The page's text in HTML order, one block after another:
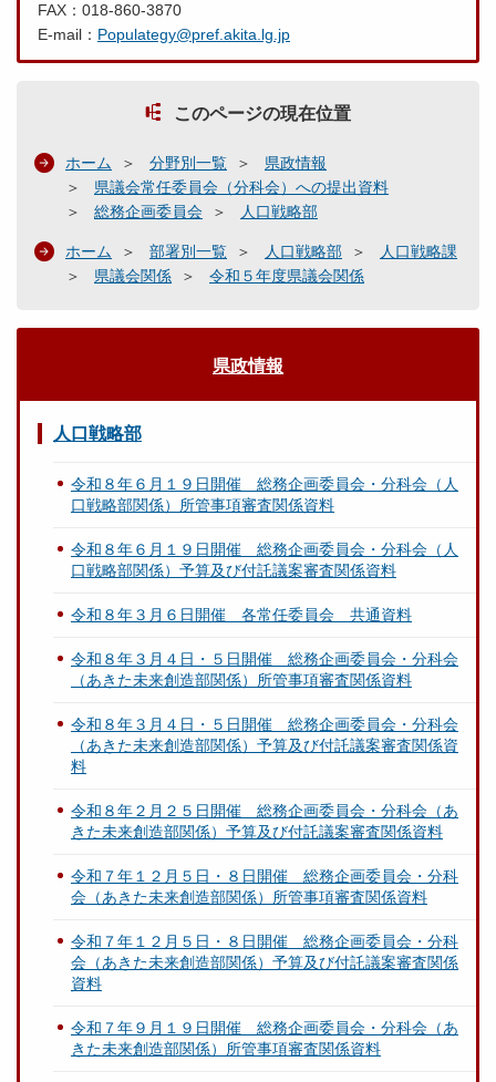
FAX：018-860-3870
E-mail： Populategy@pref.akita.lg.jp
このページの現在位置
ホーム 分野別一覧
県政情報
県議会常任委員会（分科会）への提出資料
総務企画委員会
人口戦略部
ホーム 部署別一覧 人口戦略部
人口戦略課
県議会関係
令和５年度県議会関係
県政情報
人口戦略部
令和８年６月１９日開催 総務企画委員会・分科会（人
口戦略部関係）所管事項審査関係資料
令和８年６月１９日開催 総務企画委員会・分科会（人
口戦略部関係）予算及び付託議案審査関係資料
令和８年３月６日開催 各常任委員会 共通資料
令和８年３月４日・５日開催 総務企画委員会・分科会
（あきた未来創造部関係）所管事項審査関係資料
令和８年３月４日・５日開催 総務企画委員会・分科会
（あきた未来創造部関係）予算及び付託議案審査関係資
料
令和８年２月２５日開催 総務企画委員会・分科会（あ
きた未来創造部関係）予算及び付託議案審査関係資料
令和７年１２月５日・８日開催 総務企画委員会・分科
会（あきた未来創造部関係）所管事項審査関係資料
令和７年１２月５日・８日開催 総務企画委員会・分科
会（あきた未来創造部関係）予算及び付託議案審査関係
資料
令和７年９月１９日開催 総務企画委員会・分科会（あ
きた未来創造部関係）所管事項審査関係資料